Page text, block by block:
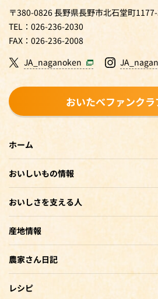
〒380-0826 長野県長野市北石堂町
TEL：026-236-2030
FAX：026-236-2008
JA_naganoken
おいたべファンクラ
ホーム
おいしいもの情報
おいしさを支える人
産地情報
農家さん日記
レシピ